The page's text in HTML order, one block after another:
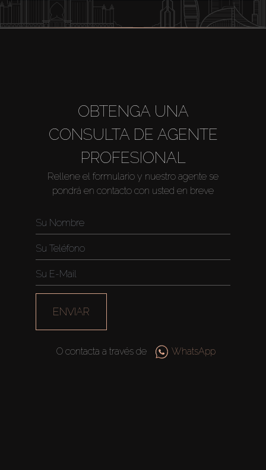
OBTENGA UNA
CONSULTA DE AGENTE
PROFESIONAL
Rellene el formulario y nuestro agente se
pondrá en contacto con usted en breve
ENVIAR
O contacta a través de WhatsApp